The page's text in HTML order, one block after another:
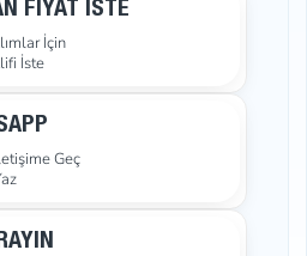
FIYAT İSTE
İçin
İste
Geç